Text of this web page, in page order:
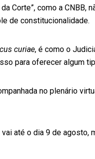
Corte”, como a
de constitucionalidade.
curiae, é como o
para oferecer algum
no plenário
vai até o dia 9 de